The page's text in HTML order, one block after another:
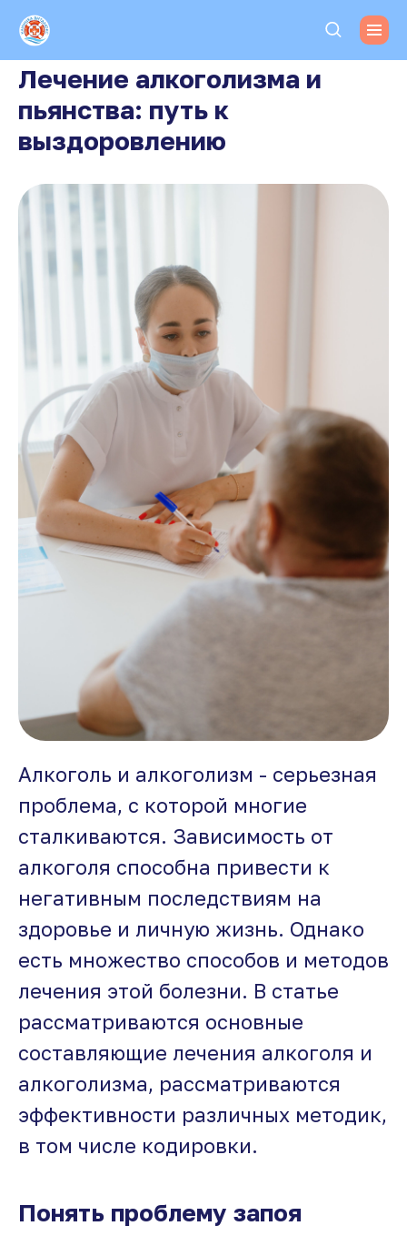
Лечение алкоголизма и
пьянства: путь к
выздоровлению
Алкоголь и алкоголизм - серьезная
проблема, с которой многие
сталкиваются. Зависимость от
алкоголя способна привести к
негативным последствиям на
здоровье и личную жизнь. Однако
есть множество способов и методов
лечения этой болезни. В статье
рассматриваются основные
составляющие лечения алкоголя и
алкоголизма, рассматриваются
эффективности различных методик,
в том числе кодировки.
Понять проблему запоя